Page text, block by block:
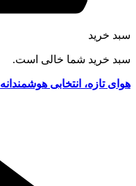
سبد خرید
سبد خرید شما خالی است.
هوای تازه، انتخابی هوشمندانه